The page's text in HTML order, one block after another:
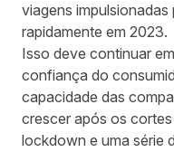
viagens
rapidamente em 2023.
Isso deve continuar
confiança do
capacidade das
crescer após os
lockdown e uma série